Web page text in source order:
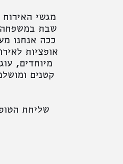
מגשי
שבת במשפחה
ככה אנחנו
אופציות
מיוחדים,
קטנים
שליחת